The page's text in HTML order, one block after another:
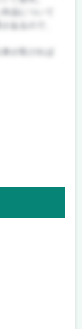
品について
あるので、